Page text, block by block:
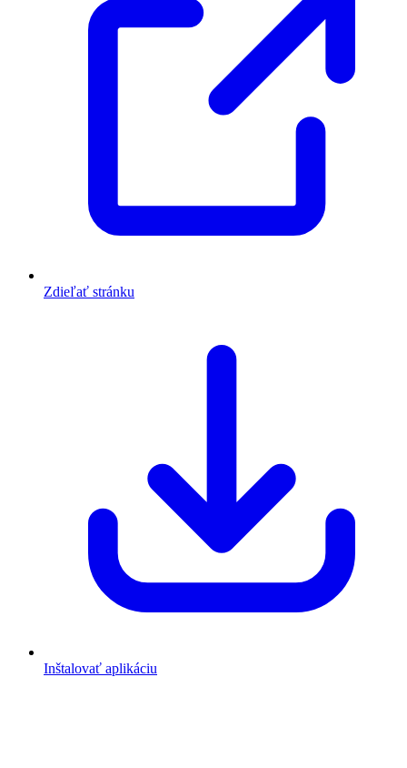
Zdieľať stránku
Inštalovať aplikáciu